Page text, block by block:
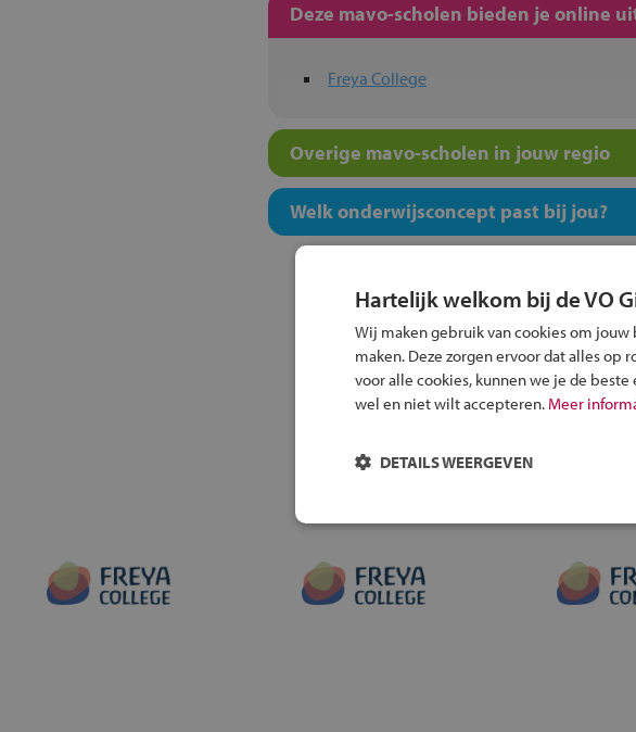
Deze mavo-scholen bieden je online
Freya College
Overige mavo-scholen in jouw regio
Welk onderwijsconcept past bij jou?
Hartelijk welkom bij de VO
Wij maken gebruik van cookies om
maken. Deze zorgen ervoor dat alles op
voor alle cookies, kunnen we je de
wel en niet wilt accepteren. Meer
DETAILS WEERGEVEN